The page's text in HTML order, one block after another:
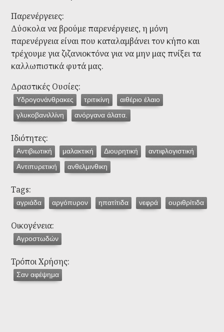
Παρενέργειες:
Δύσκολα να βρούμε παρενέργειες, η μόνη
παρενέργεια είναι που καταλαμβάνει τον κήπο και
τρέχουμε για ζιζανιοκτόνα για να μην μας πνίξει τα
καλλωπιστικά φυτά μας.
Δραστικές Ουσίες:
Υδρογονάνθρακες τριτικίνη αιθέριο έλαιο
γλυκοβανιλλίνη ανόργανα άλατα.
Ιδιότητες:
Αντιβιωτική μαλακτική Διουρητική αντιφλογιστική
Αντιπυρετική ανθελμινθικη
Tags:
αγριάδα αργόπυρον ηπατίτιδα νεφρά ουριθρίτιδα
Οικογένεια:
Αγροστωδών
Τρόποι Χρήσης:
Σαν αφέψημα